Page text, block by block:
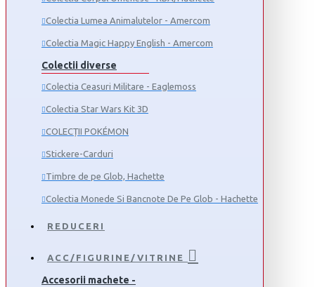
Colectia Lumea Animalutelor - Amercom
Colectia Magic Happy English - Amercom
Colectii diverse
Colectia Ceasuri Militare - Eaglemoss
Colectia Star Wars Kit 3D
COLECȚII POKÉMON
Stickere-Carduri
Timbre de pe Glob, Hachette
Colectia Monede Si Bancnote De Pe Glob - Hachette
REDUCERI
ACC/FIGURINE/VITRINE
Accesorii machete -